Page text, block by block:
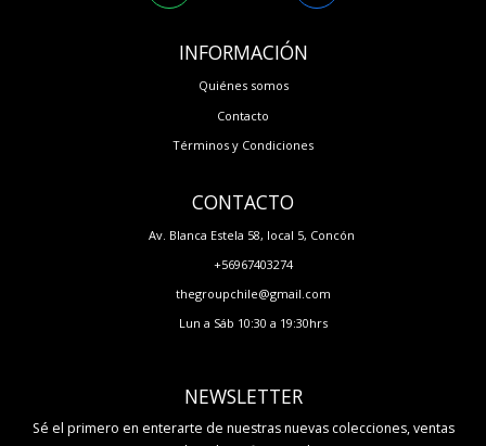
INFORMACIÓN
Quiénes somos
Contacto
Términos y Condiciones
CONTACTO
Av. Blanca Estela 58, local 5, Concón
+56967403274
thegroupchile@gmail.com
Lun a Sáb 10:30 a 19:30hrs
NEWSLETTER
Sé el primero en enterarte de nuestras nuevas colecciones, ventas